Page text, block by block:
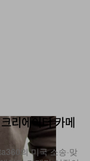
의 미국 소송·맞
이터 카메라 시장이